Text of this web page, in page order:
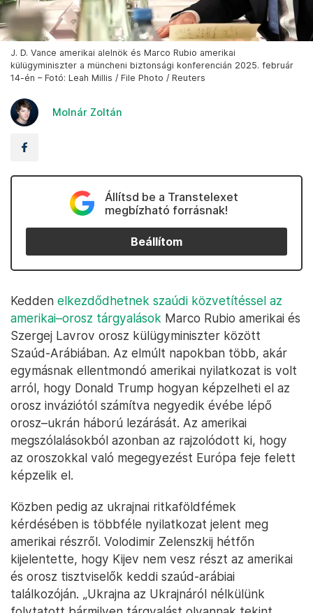
J. D. Vance amerikai alelnök és Marco Rubio amerikai
külügyminiszter a müncheni biztonsági konferencián 2025. február
14-én – Fotó: Leah Millis / File Photo / Reuters
Molnár Zoltán
Állítsd be a Transtelexet
megbízható forrásnak!
Beállítom
Kedden elkezdődhetnek szaúdi közvetítéssel az
amerikai–orosz tárgyalások Marco Rubio amerikai és
Szergej Lavrov orosz külügyminiszter között
Szaúd-Arábiában. Az elmúlt napokban több, akár
egymásnak ellentmondó amerikai nyilatkozat is volt
arról, hogy Donald Trump hogyan képzelheti el az
orosz inváziótól számítva negyedik évébe lépő
orosz–ukrán háború lezárását. Az amerikai
megszólalásokból azonban az rajzolódott ki, hogy
az oroszokkal való megegyezést Európa feje felett
képzelik el.
Közben pedig az ukrajnai ritkaföldfémek
kérdésében is többféle nyilatkozat jelent meg
amerikai részről. Volodimir Zelenszkij hétfőn
kijelentette, hogy Kijev nem vesz részt az amerikai
és orosz tisztviselők keddi szaúd-arábiai
találkozóján. „Ukrajna az Ukrajnáról nélkülünk